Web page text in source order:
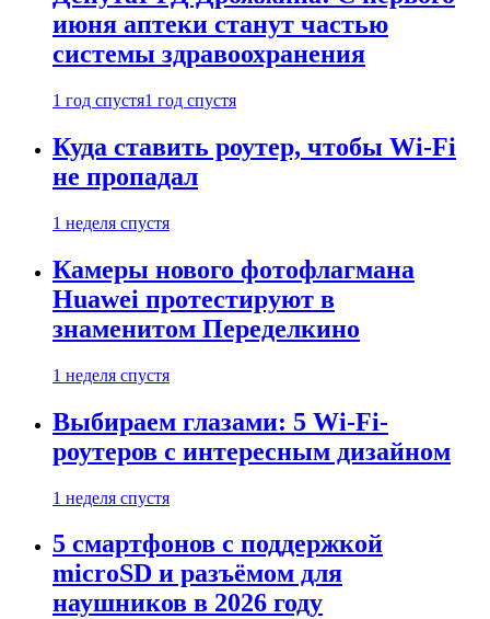
июня аптеки станут частью
системы здравоохранения
1 год спустя1 год спустя
Куда ставить роутер, чтобы Wi-Fi
не пропадал
1 неделя спустя
Камеры нового фотофлагмана
Huawei протестируют в
знаменитом Переделкино
1 неделя спустя
Выбираем глазами: 5 Wi-Fi-
роутеров с интересным дизайном
1 неделя спустя
5 смартфонов с поддержкой
microSD и разъёмом для
наушников в 2026 году